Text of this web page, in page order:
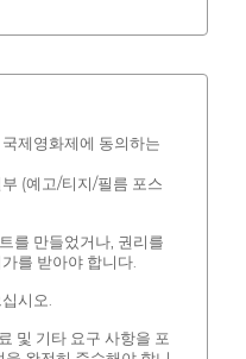
제영화제에 동의하는
(예고/티지/필름 포스
를 만들었거나, 권리를
를 받아야 합니다.
시오.
및 기타 요구 사항을 포